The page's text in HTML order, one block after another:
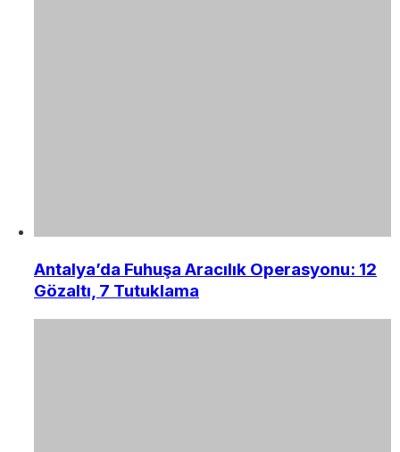
Antalya’da Fuhuşa Aracılık Operasyonu: 12
Gözaltı, 7 Tutuklama